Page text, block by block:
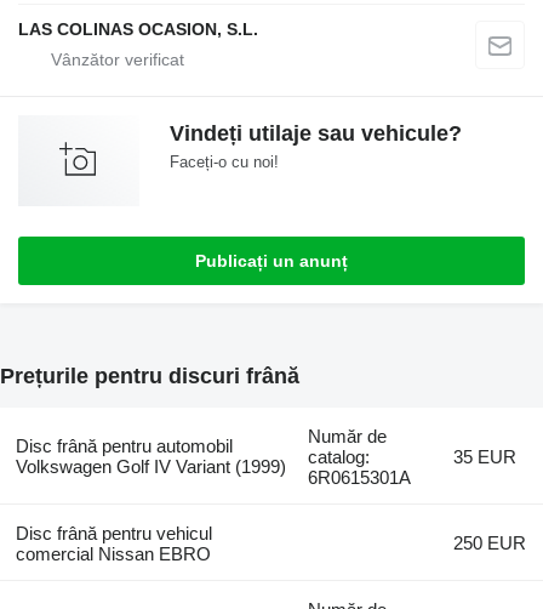
LAS COLINAS OCASION, S.L.
Vindeți utilaje sau vehicule?
Faceți-o cu noi!
Publicați un anunț
Prețurile pentru discuri frână
Disc frână pentru automobil
Volkswagen Golf IV Variant (1999)
Număr de
catalog:
6R0615301A
35 EUR
Disc frână pentru vehicul
comercial Nissan EBRO
250 EUR